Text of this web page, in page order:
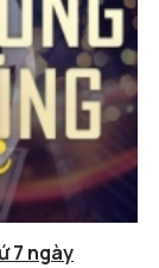
7 ngày